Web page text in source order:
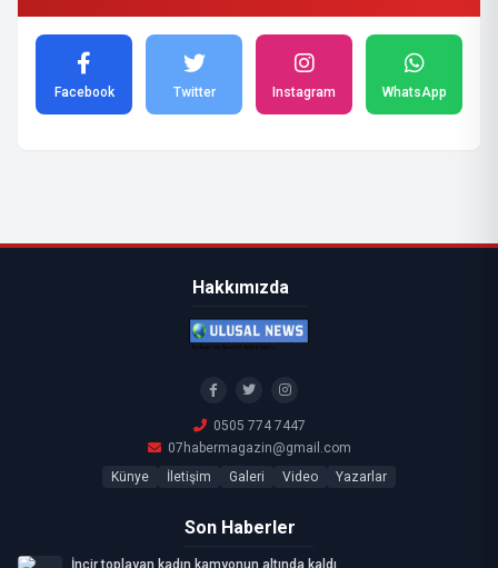
Facebook Twitter Instagram WhatsApp
Hakkımızda
0505 774 7447
07habermagazin@gmail.com
Künye
İletişim Galeri Video Yazarlar
Son Haberler
İncir toplayan kadın kamyonun altında kaldı